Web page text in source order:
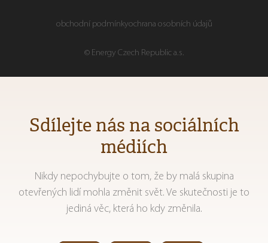
© Energy Czech Republic a.s.
obchodní podmínkyochrana osobních údajů
Sdílejte nás na sociálních
médiích
Nikdy nepochybujte o tom, že by malá skupina
otevřených lidí mohla změnit svět. Ve skutečnosti je to
jediná věc, která ho kdy změnila.